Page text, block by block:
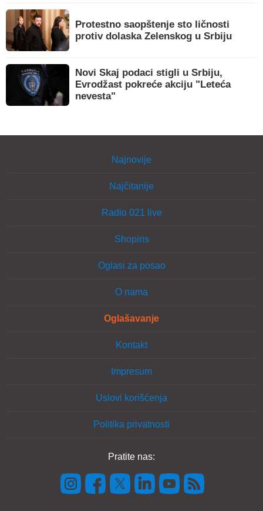
Protestno saopštenje sto ličnosti
protiv dolaska Zelenskog u Srbiju
Novi Skaj podaci stigli u Srbiju,
Evrodžast pokreće akciju "Leteća
nevesta"
Najnovije
Najčitanije
Radio 021 live
Shopins
Oglasi za posao
O nama
Oglašavanje
Kontakt
Impresum
Uslovi korišćenja
Politika privatnosti
Pratite nas: